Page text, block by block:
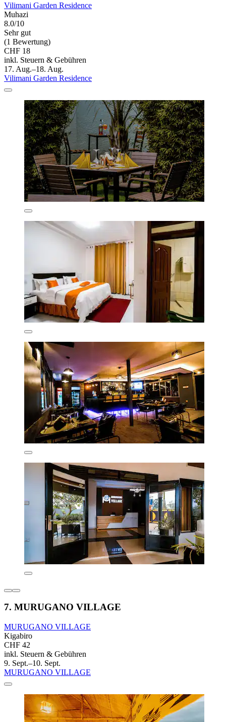
Vilimani Garden Residence
Muhazi
8.0/10
Sehr gut
(1 Bewertung)
CHF 18
inkl. Steuern & Gebühren
17. Aug.–18. Aug.
Vilimani Garden Residence
7. MURUGANO VILLAGE
MURUGANO VILLAGE
Kigabiro
CHF 42
inkl. Steuern & Gebühren
9. Sept.–10. Sept.
MURUGANO VILLAGE